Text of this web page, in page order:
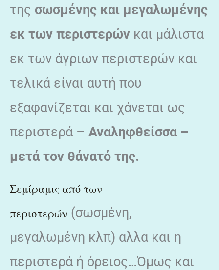
της σωσμένης και μεγαλωμένης
εκ των περιστερών και μάλιστα
εκ των άγριων περιστερών και
τελικά είναι αυτή που
εξαφανίζεται και χάνεται ως
περιστερά – Αναληφθείσσα –
μετά τον θάνατό της.
Σεμίραμις από των
περιστερών (σωσμένη,
μεγαλωμένη κλπ) αλλα και η
περιστερά ή όρειος…Όμως και